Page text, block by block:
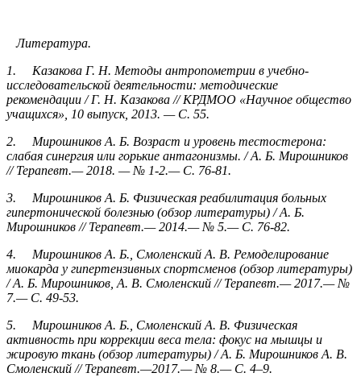
Литература.
1. Казакова Г. Н. Методы антропометрии в учебно-
исследовательской деятельности: методические
рекомендации / Г. Н. Казакова // КРДМОО «Научное общество
учащихся», 10 выпуск, 2013. — С. 55.
2. Мирошников А. Б. Возраст и уровень тестостерона:
слабая синергия или горькие антагонизмы. / А. Б. Мирошников
// Терапевт.— 2018. — № 1-2.— С. 76-81.
3. Мирошников А. Б. Физическая реабилитация больных
гипертонической болезнью (обзор литературы) / А. Б.
Мирошников // Терапевт.— 2014.— № 5.— С. 76-82.
4. Мирошников А. Б., Смоленский А. В. Ремоделирование
миокарда у гипертензивных спортсменов (обзор литературы)
/ А. Б. Мирошников, А. В. Смоленский // Терапевт.— 2017.— №
7.— С. 49-53.
5. Мирошников А. Б., Смоленский А. В. Физическая
активность при коррекции веса тела: фокус на мышцы и
жировую ткань (обзор литературы) / А. Б. Мирошников А. В.
Смоленский // Терапевт.—2017.— № 8.— С. 4–9.